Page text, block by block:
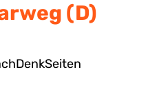
(D)